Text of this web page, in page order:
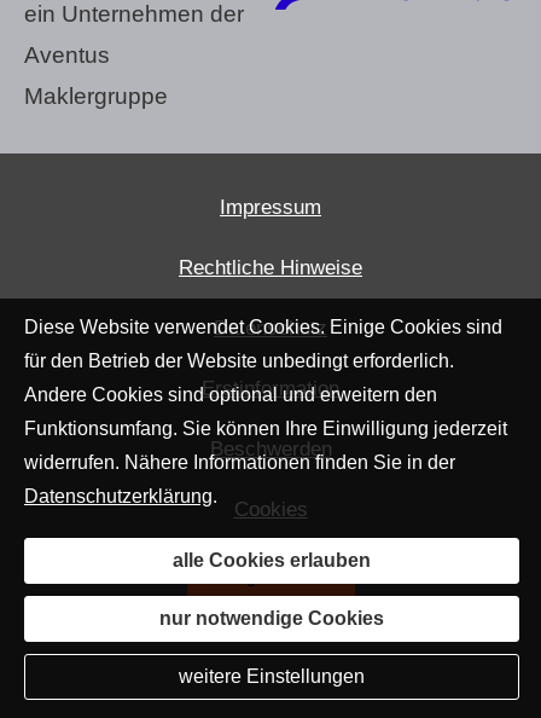
ein Unternehmen der
Aventus
Maklergruppe
Impressum
Rechtliche Hinweise
Datenschutz
Erstinformation
Beschwerden
Cookies
Diese Website verwendet Cookies. Einige Cookies sind
für den Betrieb der Website unbedingt erforderlich.
Andere Cookies sind optional und erweitern den
Funktionsumfang. Sie können Ihre Einwilligung jederzeit
widerrufen. Nähere Informationen finden Sie in der
Datenschutzerklärung.
alle Cookies erlauben
nur notwendige Cookies
weitere Einstellungen